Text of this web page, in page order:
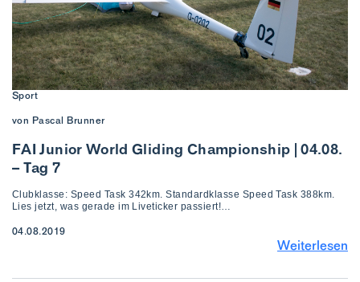
Sport
von Pascal Brunner
FAI Junior World Gliding Championship | 04.08.
– Tag 7
Clubklasse: Speed Task 342km. Standardklasse Speed Task 388km.
Lies jetzt, was gerade im Liveticker passiert!…
04.08.2019
Weiterlesen